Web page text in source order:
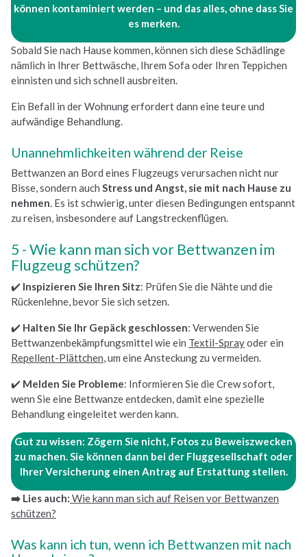
können kontaminiert werden – und das alles, ohne dass Sie
es merken.
Sobald Sie nach Hause kommen, können sich diese Schädlinge
nämlich in Ihrer Bettwäsche, Ihrem Sofa oder Ihren Teppichen
einnisten und sich schnell ausbreiten.
Ein Befall in der Wohnung erfordert dann eine teure und
aufwändige Behandlung.
Unannehmlichkeiten während der Reise
Bettwanzen an Bord eines Flugzeugs verursachen nicht nur
Bisse, sondern auch Stress und Angst, sie mit nach Hause zu
nehmen. Es ist schwierig, unter diesen Bedingungen entspannt
zu reisen, insbesondere auf Langstreckenflügen.
Wie kann man sich vor Bettwanzen im
Flugzeug schützen?
✔️ Inspizieren Sie Ihren Sitz: Prüfen Sie die Nähte und die
Rückenlehne, bevor Sie sich setzen.
✔️ Halten Sie Ihr Gepäck geschlossen: Verwenden Sie
Bettwanzenbekämpfungsmittel wie ein Textil-Sprayoder ein
Repellent-Plättchen, um eine Ansteckung zu vermeiden.
✔️ Melden Sie Probleme: Informieren Sie die Crew sofort,
wenn Sie eine Bettwanze entdecken, damit eine spezielle
Behandlung eingeleitet werden kann.
Gut zu wissen: Zögern Sie nicht, Fotos zu Beweiszwecken
zu machen.Sie können dann bei der Fluggesellschaft oder
Ihrer Versicherung einen Antrag auf Erstattung stellen.
➡️ Lies auch: Wie kann man sich auf Reisen vor Bettwanzen
schützen?
Was kann ich tun, wenn ich Bettwanzen mit nach